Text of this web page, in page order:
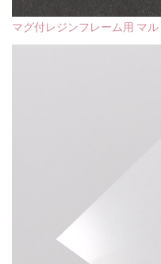
マグ付レジンフレーム用 マル